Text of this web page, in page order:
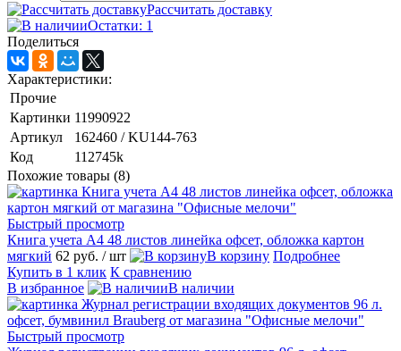
Рассчитать доставку
Остатки: 1
Поделиться
Характеристики:
Прочие
Картинки 11990922
Артикул
162460 / KU144-763
Код
112745k
Похожие товары (8)
Быстрый просмотр
Книга учета А4 48 листов линейка офсет, обложка картон
мягкий 62 руб. / шт В корзину Подробнее
Купить в 1 клик К сравнению
В избранное
В наличии
Быстрый просмотр